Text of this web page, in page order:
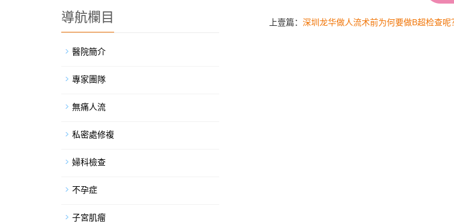
上壹篇： 深圳龙华做人流术前为何要做B超检查呢
導航欄目
醫院簡介
專家團隊
無痛人流
私密處修複
婦科檢查
不孕症
子宮肌瘤